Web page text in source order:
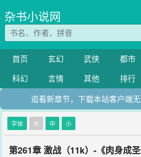
杂书小说网
首页 玄幻 武侠 都市
科幻
言情 其他 排行
追看新章节，下载本站客户端
字体 大 中 小
第261章 激战（11k）-《肉身成